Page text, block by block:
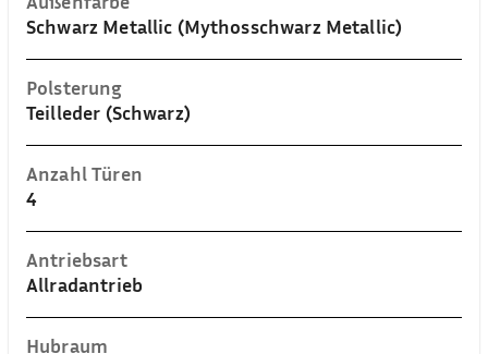
Schwarz Metallic (Mythosschwarz Metallic)
Polsterung
Teilleder (Schwarz)
Anzahl Türen
4
Antriebsart
Allradantrieb
Hubraum